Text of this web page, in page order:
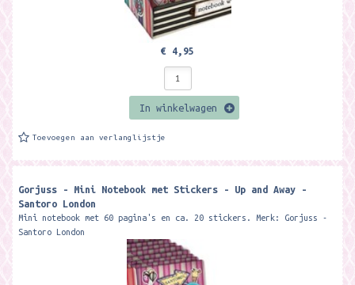
€ 4,95
In winkelwagen
Toevoegen aan verlanglijstje
Gorjuss - Mini Notebook met Stickers - Up and Away -
Santoro London
Mini notebook met 60 pagina's en ca. 20 stickers. Merk: Gorjuss -
Santoro London